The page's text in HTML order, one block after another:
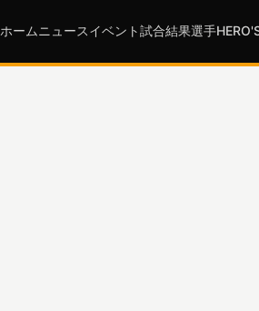
ホーム ニュースイベント試合結果選手